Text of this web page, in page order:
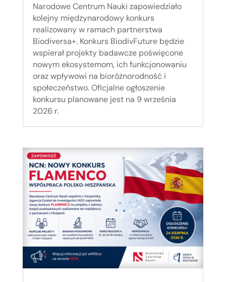
Narodowe Centrum Nauki zapowiedziało
kolejny międzynarodowy konkurs
realizowany w ramach partnerstwa
Biodiversa+. Konkurs BiodivFuture będzie
wspierał projekty badawcze poświęcone
nowym ekosystemom, ich funkcjonowaniu
oraz wpływowi na bioróżnorodność i
społeczeństwo. Oficjalne ogłoszenie
konkursu planowane jest na 9 września
2026 r.